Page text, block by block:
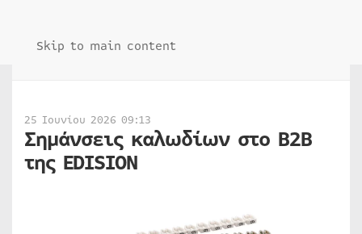
Skip to main content
25 Ιουνίου 2026 09:13
Σημάνσεις καλωδίων στο Β2Β
της EDISION